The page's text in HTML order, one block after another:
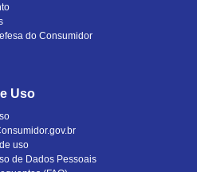
do Consumidor
Uso
uso
de Dados Pessoais